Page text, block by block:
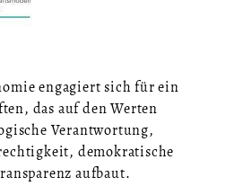
engagiert sich für ein
das auf den Werten
Verantwortung,
demokratische
aufbaut.